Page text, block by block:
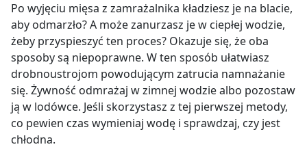
Po wyjęciu mięsa z zamrażalnika kładziesz je na blacie,
aby odmarzło? A może zanurzasz je w ciepłej wodzie,
żeby przyspieszyć ten proces? Okazuje się, że oba
sposoby są niepoprawne. W ten sposób ułatwiasz
drobnoustrojom powodującym zatrucia namnażanie
się. Żywność odmrażaj w zimnej wodzie albo pozostaw
ją w lodówce. Jeśli skorzystasz z tej pierwszej metody,
co pewien czas wymieniaj wodę i sprawdzaj, czy jest
chłodna.